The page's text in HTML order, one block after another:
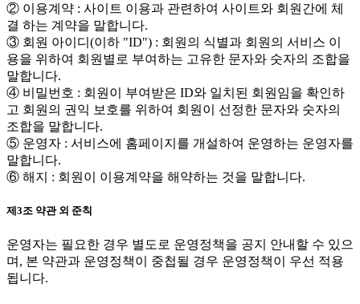
② 이용계약 : 사이트 이용과 관련하여 사이트와 회원간에 체
결 하는 계약을 말합니다.
③ 회원 아이디(이하 "ID") : 회원의 식별과 회원의 서비스 이
용을 위하여 회원별로 부여하는 고유한 문자와 숫자의 조합을
말합니다.
④ 비밀번호 : 회원이 부여받은 ID와 일치된 회원임을 확인하
고 회원의 권익 보호를 위하여 회원이 선정한 문자와 숫자의
조합을 말합니다.
⑤ 운영자 : 서비스에 홈페이지를 개설하여 운영하는 운영자를
말합니다.
⑥ 해지 : 회원이 이용계약을 해약하는 것을 말합니다.
제3조 약관 외 준칙
운영자는 필요한 경우 별도로 운영정책을 공지 안내할 수 있으
며, 본 약관과 운영정책이 중첩될 경우 운영정책이 우선 적용
됩니다.